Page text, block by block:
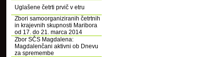
Uglašene četrti prvič v etru
Zbori samoorganiziranih četrtnih
in krajevnih skupnosti Maribora
od 17. do 21. marca 2014
Zbor SČS Magdalena:
Magdalenčani aktivni ob Dnevu
za spremembe